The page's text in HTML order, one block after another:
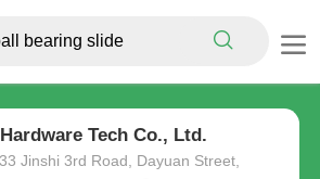
Tech Co., Ltd.
Jinshi 3rd Road, Dayuan Street,